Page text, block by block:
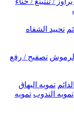
تحييد الشفاه
تصفيح / رفع
تمويه البهاق
تمويه الندوب تمويه